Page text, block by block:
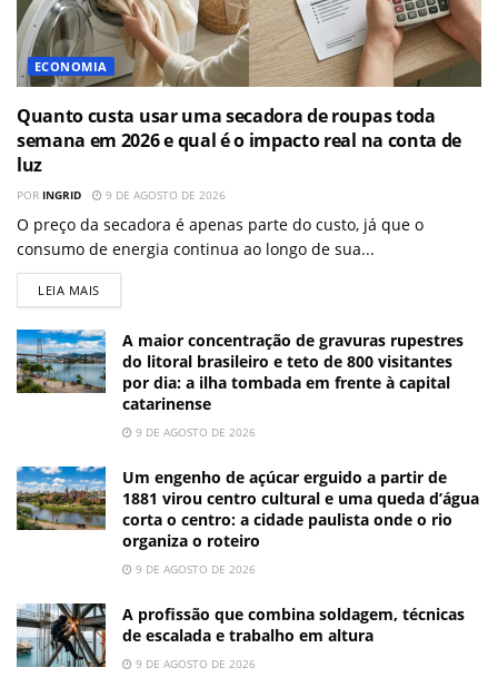
ECONOMIA
Quanto custa usar uma secadora de roupas toda
semana em 2026 e qual é o impacto real na conta de
luz
POR INGRID 9 DE AGOSTO DE 2026
O preço da secadora é apenas parte do custo, já que o
consumo de energia continua ao longo de sua...
LEIA MAIS
A maior concentração de gravuras rupestres
do litoral brasileiro e teto de 800 visitantes
por dia: a ilha tombada em frente à capital
catarinense
9 DE AGOSTO DE 2026
Um engenho de açúcar erguido a partir de
1881 virou centro cultural e uma queda d’água
corta o centro: a cidade paulista onde o rio
organiza o roteiro
9 DE AGOSTO DE 2026
A profissão que combina soldagem, técnicas
de escalada e trabalho em altura
9 DE AGOSTO DE 2026